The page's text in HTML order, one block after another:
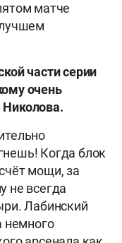
матче
части серии
очень
Николова.
Когда блок
мощи, за
не всегда
Лабинский
немного